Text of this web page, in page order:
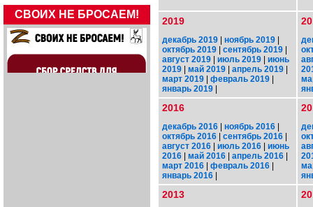
СВОИХ НЕ БРОСАЕМ!
2019
декабрь 2019 | ноябрь 2019 |
октябрь 2019 | сентябрь 2019 |
август 2019 | июль 2019 | июнь
2019 | май 2019 | апрель 2019 |
март 2019 | февраль 2019 |
январь 2019 |
2016
декабрь 2016 | ноябрь 2016 |
октябрь 2016 | сентябрь 2016 |
август 2016 | июль 2016 | июнь
2016 | май 2016 | апрель 2016 |
март 2016 | февраль 2016 |
январь 2016 |
2013